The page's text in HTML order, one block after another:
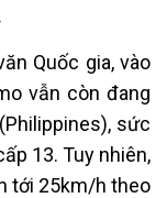
Quốc gia, vào
vẫn còn đang
sức
13. Tuy nhiên,
tới 25km/h theo